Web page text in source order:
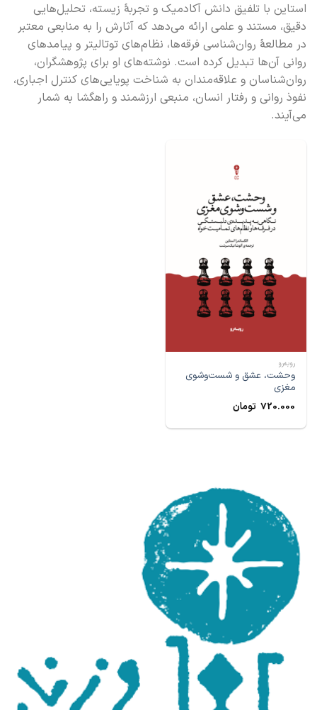
استاین با تلفیق دانش آکادمیک و تجربهٔ زیسته، تحلیل‌هایی
دقیق، مستند و علمی ارائه می‌دهد که آثارش را به منابعی معتبر
در مطالعهٔ روان‌شناسی فرقه‌ها، نظام‌های توتالیتر و پیامدهای
روانی آن‌ها تبدیل کرده است. نوشته‌های او برای پژوهشگران،
روان‌شناسان و علاقه‌مندان به شناخت پویایی‌های کنترل اجباری،
نفوذ روانی و رفتار انسان، منبعی ارزشمند و راهگشا به شمار
می‌آیند.
رو‌به‌رو
وحشت، عشق و شست‌و‌شوی
مغزی
720.000 تومان